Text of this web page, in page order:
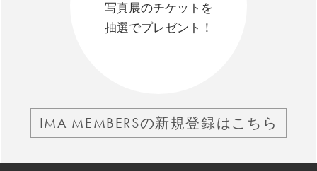
写真展のチケットを
抽選でプレゼント！
IMA MEMBERSの新規登録はこちら